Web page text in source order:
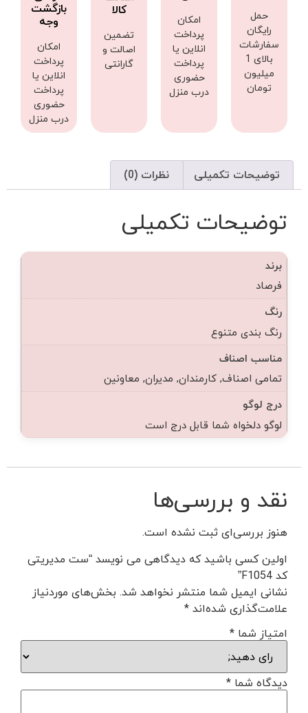
حمل
رایگان
سفارشات
بالای 1
میلیون
تومان
امکان
پرداخت
انلاین یا
پرداخت
حضوری
درب منزل
کالا
تضمین
اصالت و
گارانتی
بازگشت
وجه
امکان
پرداخت
انلاین یا
پرداخت
حضوری
درب منزل
توضیحات تکمیلی نظرات (0)
توضیحات تکمیلی
برند
فرصاد
رنگ
رنگ بندی متنوع
مناسب اصناف
تمامی اصناف, کارمندان, مدیران, معاونین
درج لوگو
لوگو دلخواه شما قابل درج است
نقد و بررسی‌ها
هنوز بررسی‌ای ثبت نشده است.
اولین کسی باشید که دیدگاهی می نویسد “ست مدیریتی
کد F1054”
نشانی ایمیل شما منتشر نخواهد شد. بخش‌های موردنیاز
علامت‌گذاری شده‌اند*
امتیاز شما *
دیدگاه شما *